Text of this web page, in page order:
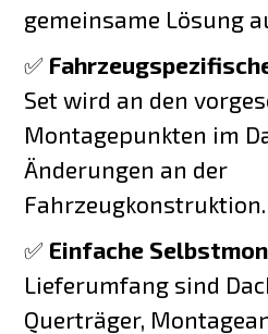
gemeinsame Lösung
✅
Set wird an den
Montagepunkten im
Änderungen an der
Fahrzeugkonstruktion.
✅ Einfache
Lieferumfang sind
Querträger,